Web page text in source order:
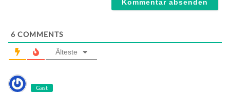
6 COMMENTS
Älteste
Gast